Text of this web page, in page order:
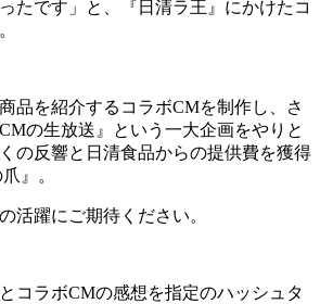
たです」と、『日清ラ王』にかけたコ
品を紹介するコラボCMを制作し、さ
の生放送』という一大企画をやりと
の反響と日清食品からの提供費を獲得
』。
活躍にご期待ください。
コラボCMの感想を指定のハッシュタ